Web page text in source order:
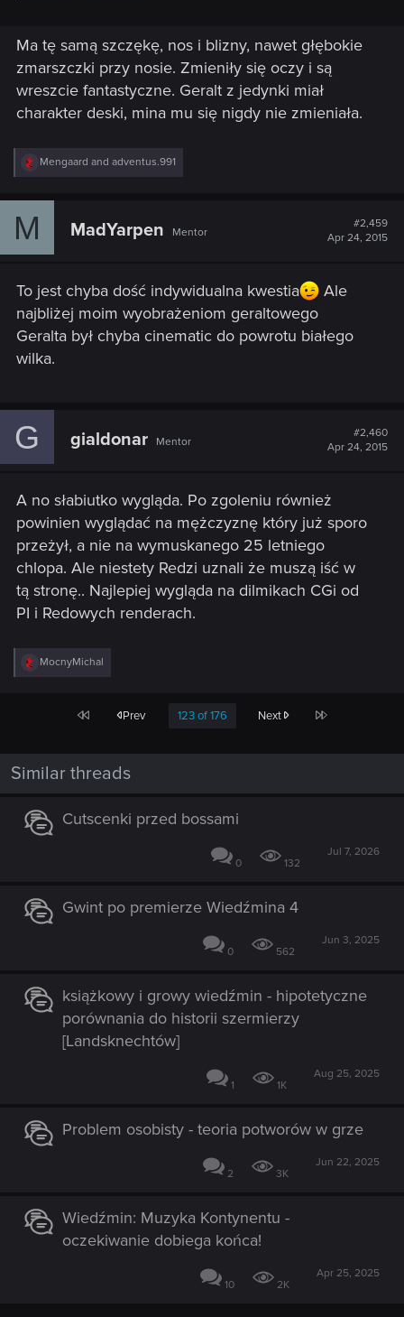
Ma tę samą szczękę, nos i blizny, nawet głębokie
zmarszczki przy nosie. Zmieniły się oczy i są
wreszcie fantastyczne. Geralt z jedynki miał
charakter deski, mina mu się nigdy nie zmieniała.
R
e
c
:
Mengaard and adventus.991
M MadYarpen Mentor
#2,459
Apr 24, 2015
To jest chyba dość indywidualna kwestia
Ale
najbliżej moim wyobrażeniom geraltowego
Geralta był chyba cinematic do powrotu białego
wilka.
G gialdonar Mentor
#2,460
Apr 24, 2015
A no słabiutko wygląda. Po zgoleniu również
powinien wyglądać na mężczyznę który już sporo
przeżył, a nie na wymuskanego 25 letniego
chlopa. Ale niestety Redzi uznali że muszą iść w
tą stronę.. Najlepiej wygląda na dilmikach CGi od
PI i Redowych renderach.
R
e
s
:
MocnyMichal
First Prev 123 of 176 Next Last
Similar threads
Cutscenki przed bossami
0 132
Jul 7, 2026
Gwint po premierze Wiedźmina 4
0 562
Jun 3, 2025
książkowy i growy wiedźmin - hipotetyczne
porównania do historii szermierzy
[Landsknechtów]
1 1K
Aug 25, 2025
Problem osobisty - teoria potworów w grze
2 3K
Jun 22, 2025
Wiedźmin: Muzyka Kontynentu -
oczekiwanie dobiega końca!
10 2K
Apr 25, 2025